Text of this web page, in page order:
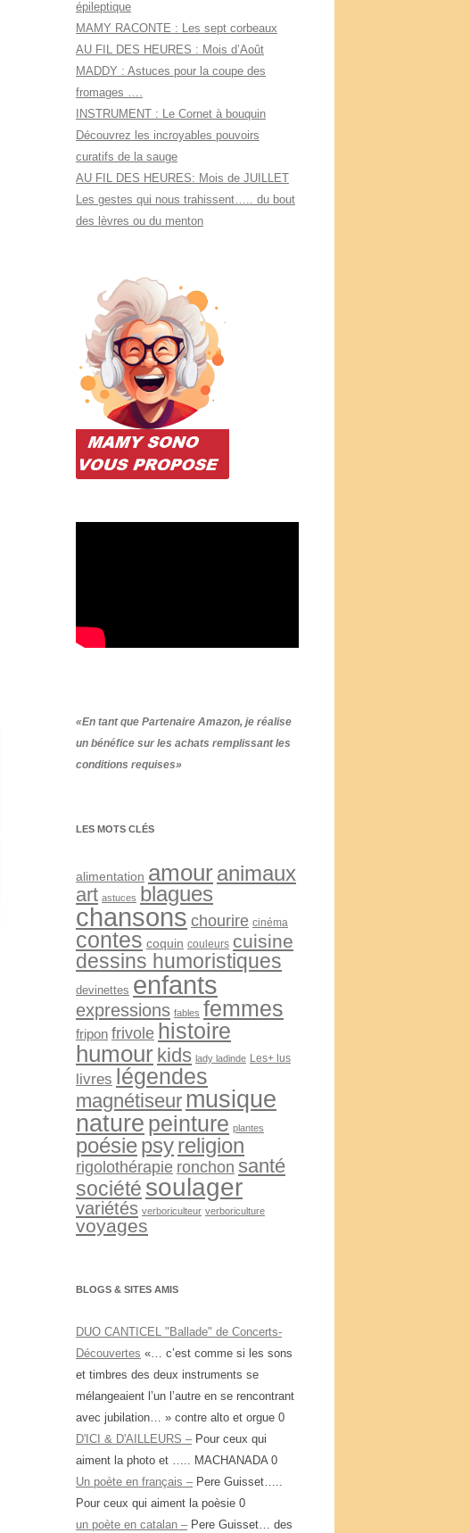
épileptique
MAMY RACONTE : Les sept corbeaux
AU FIL DES HEURES : Mois d’Août
MADDY : Astuces pour la coupe des
fromages ….
INSTRUMENT : Le Cornet à bouquin
Découvrez les incroyables pouvoirs
curatifs de la sauge
AU FIL DES HEURES: Mois de JUILLET
Les gestes qui nous trahissent….. du bout
des lèvres ou du menton
«En tant que Partenaire Amazon, je réalise
un bénéfice sur les achats remplissant les
conditions requises»
LES MOTS CLÉS
alimentation amouranimaux
art astuces blagues
chansons chourire cinéma
contes coquin couleurs cuisine
dessins humoristiques
devinettes enfants
expressions fables femmes
fripon frivole histoire
humour kids lady ladinde Les+ lus
livres légendes
magnétiseur musique
nature peinture plantes
poésiepsyreligion
rigolothérapie ronchon santé
société soulager
variétés verboriculteur verboriculture
voyages
BLOGS & SITES AMIS
DUO CANTICEL "Ballade" de Concerts-
Découvertes «… c’est comme si les sons
et timbres des deux instruments se
mélangeaient l’un l’autre en se rencontrant
avec jubilation… » contre alto et orgue 0
D'ICI & D'AILLEURS –Pour ceux qui
aiment la photo et ….. MACHANADA 0
Un poète en français –Pere Guisset…..
Pour ceux qui aiment la poèsie 0
un poète en catalan –Pere Guisset… des